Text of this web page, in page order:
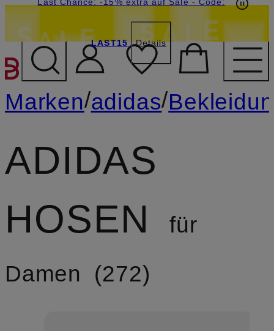
ZUM HAUPTINHALT
LAST15 Details
Marken/adidas/
ADIDAS
HOSEN
für
Damen
272